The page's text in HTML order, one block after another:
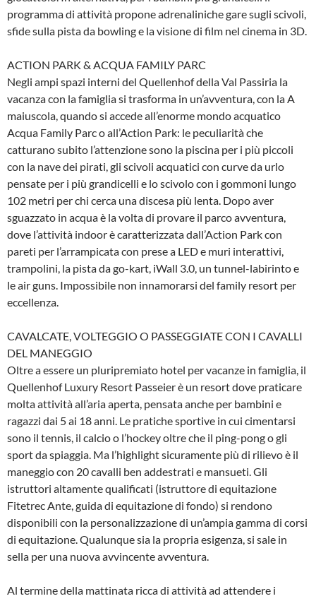
programma di attività propone adrenaliniche gare sugli scivoli,
sfide sulla pista da bowling e la visione di film nel cinema in 3D.
ACTION PARK & ACQUA FAMILY PARC
Negli ampi spazi interni del Quellenhof della Val Passiria la
vacanza con la famiglia si trasforma in un’avventura, con la A
maiuscola, quando si accede all’enorme mondo acquatico
Acqua Family Parc o all’Action Park: le peculiarità che
catturano subito l’attenzione sono la piscina per i più piccoli
con la nave dei pirati, gli scivoli acquatici con curve da urlo
pensate per i più grandicelli e lo scivolo con i gommoni lungo
102 metri per chi cerca una discesa più lenta. Dopo aver
sguazzato in acqua è la volta di provare il parco avventura,
dove l’attività indoor è caratterizzata dall’Action Park con
pareti per l’arrampicata con prese a LED e muri interattivi,
trampolini, la pista da go-kart, iWall 3.0, un tunnel-labirinto e
le air guns. Impossibile non innamorarsi del family resort per
eccellenza.
CAVALCATE, VOLTEGGIO O PASSEGGIATE CON I CAVALLI
DEL MANEGGIO
Oltre a essere un pluripremiato hotel per vacanze in famiglia, il
Quellenhof Luxury Resort Passeier è un resort dove praticare
molta attività all’aria aperta, pensata anche per bambini e
ragazzi dai 5 ai 18 anni. Le pratiche sportive in cui cimentarsi
sono il tennis, il calcio o l’hockey oltre che il ping-pong o gli
sport da spiaggia. Ma l’highlight sicuramente più di rilievo è il
maneggio con 20 cavalli ben addestrati e mansueti. Gli
istruttori altamente qualificati (istruttore di equitazione
Fitetrec Ante, guida di equitazione di fondo) si rendono
disponibili con la personalizzazione di un’ampia gamma di corsi
di equitazione. Qualunque sia la propria esigenza, si sale in
sella per una nuova avvincente avventura.
Al termine della mattinata ricca di attività ad attendere i